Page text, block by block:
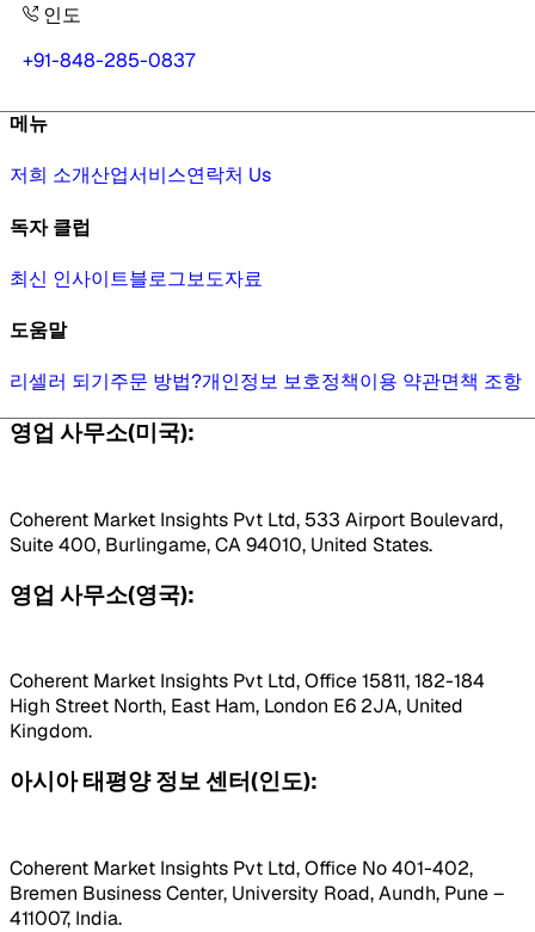
인도
+91-848-285-0837
메뉴
저희 소개산업서비스연락처 Us
독자 클럽
최신 인사이트블로그보도자료
도움말
리셀러 되기주문 방법?개인정보 보호정책이용 약관면책 조항
영업 사무소(미국):
Coherent Market Insights Pvt Ltd, 533 Airport Boulevard,
Suite 400, Burlingame, CA 94010, United States.
영업 사무소(영국):
Coherent Market Insights Pvt Ltd, Office 15811, 182-184
High Street North, East Ham, London E6 2JA, United
Kingdom.
아시아 태평양 정보 센터(인도):
Coherent Market Insights Pvt Ltd, Office No 401-402,
Bremen Business Center, University Road, Aundh, Pune –
411007, India.